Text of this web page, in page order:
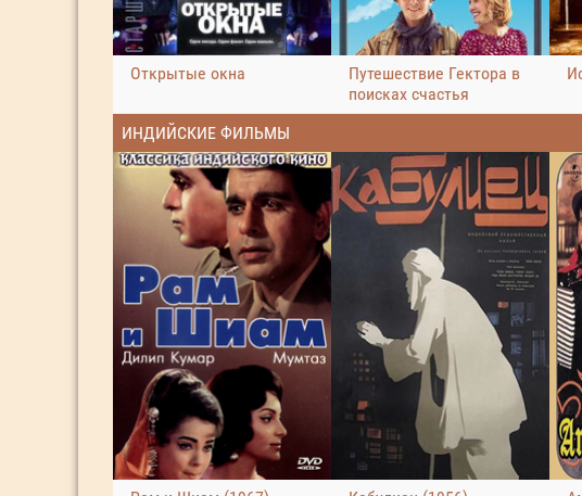
Открытые окна
Путешествие Гектора в
поисках счастья
ИНДИЙСКИЕ ФИЛЬМЫ